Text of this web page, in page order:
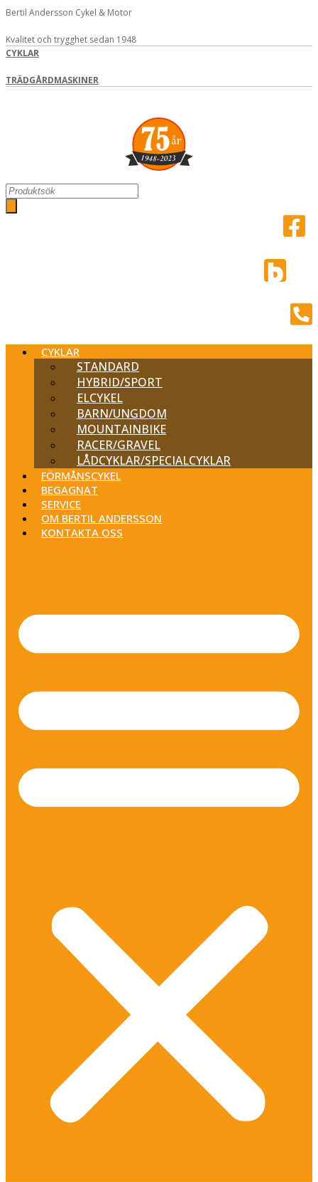
Hoppa
innehåll
Bertil Andersson Cykel & Motor
Kvalitet och trygghet sedan 1948
CYKLAR
TRÄDGÅRDMASKINER
Search
...
CYKLAR
STANDARD
HYBRID/SPORT
ELCYKEL
BARN/UNGDOM
MOUNTAINBIKE
RACER/GRAVEL
LÅDCYKLAR/SPECIALCYKLAR
FÖRMÅNSCYKEL
BEGAGNAT
SERVICE
OM BERTIL ANDERSSON
KONTAKTA OSS